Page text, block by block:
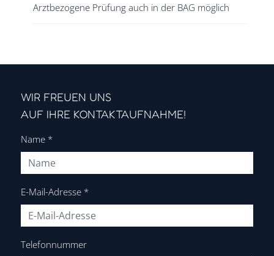
Arztbezogene Prüfung auch in der BAG möglich
WIR FREUEN UNS
AUF IHRE KONTAKTAUFNAHME!
Name *
E-Mail-Adresse *
Telefonnummer